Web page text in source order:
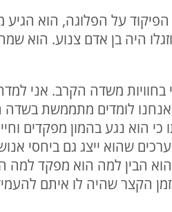
על הפלוגה, הוא הגיע
היה בן אדם צנוע. הוא
משדה הקרב. אני
שאנחנו לומדים מתממשת
הוא נגע בהמון מפקדים
שהוא ייצג גם ביחסי
הבין למה הוא מפקד למה
הקצר שהיה לו איתם